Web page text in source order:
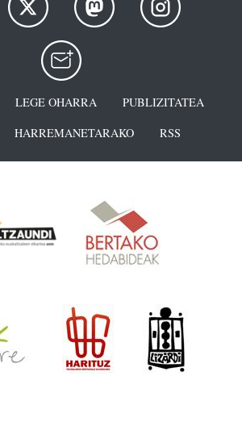
LEGE OHARRA
PUBLIZITATEA
HARREMANETARAKO RSS